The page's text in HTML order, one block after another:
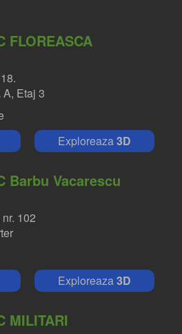
FLOREASCA
Etaj 3
Exploreaza3D
Barbu Vacarescu
102
Exploreaza3D
MILITARI